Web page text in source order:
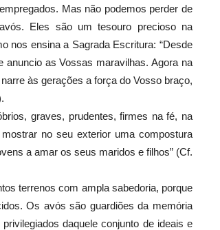
Mas não podemos perder de
Eles são um tesouro precioso na
nos ensina a Sagrada Escritura: “Desde
anuncio as Vossas maravilhas. Agora na
às gerações a força do Vosso braço,
graves, prudentes, firmes na fé, na
no seu exterior uma compostura
a amar os seus maridos e filhos” (Cf.
terrenos com ampla sabedoria, porque
Os avós são guardiões da memória
daquele conjunto de ideais e